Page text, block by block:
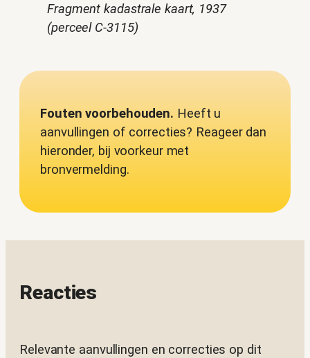
Fragment kadastrale kaart, 1937
(perceel C-3115)
Fouten voorbehouden. Heeft u
aanvullingen of correcties? Reageer dan
hieronder, bij voorkeur met
bronvermelding.
Reacties
Relevante aanvullingen en correcties op dit